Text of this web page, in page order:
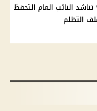
ريم طالبة الـ4% تناشد النائب العام التحفظ
التظلم